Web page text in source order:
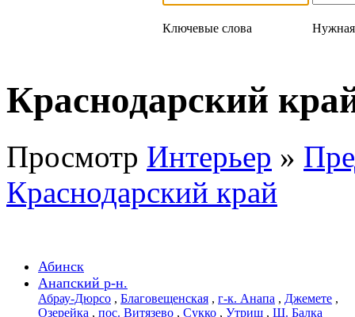
Ключевые слова Нужная
Краснодарский
Просмотр Интерьер »
Краснодарский край
Абинск
Анапский р-н.
Абрау-Дюрсо , Благовещенская , г-к. Анапа , Джемете ,
Озерейка , пос. Витязево , Сукко , Утриш , Ш. Балка